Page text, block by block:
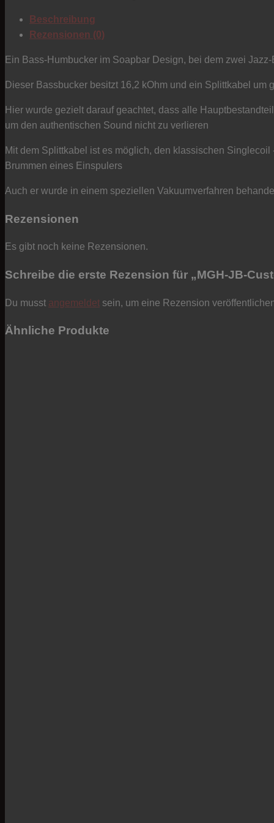
Bass
Humbucker
Position
Menge
Beschreibung
Rezensionen (0)
Ein Bass-Humbucker im Soapbar Design, bei dem zwei
Dieser Bassbucker besitzt 16,2 kOhm und ein Splittkabel
Hier wurde gezielt darauf geachtet, dass alle
um den authentischen Sound nicht zu verlieren
Mit dem Splittkabel ist es möglich, den klassischen
Brummen eines Einspulers
Auch er wurde in einem speziellen Vakuumverfahren
Rezensionen
Es gibt noch keine Rezensionen.
Schreibe die erste Rezension für „MGH-JB-
Du musst angemeldet sein, um eine Rezension
Ähnliche Produkte